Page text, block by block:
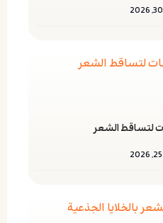
لتساقط الشعر